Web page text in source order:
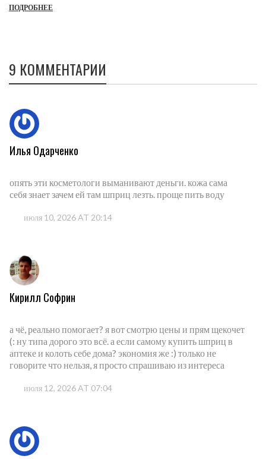
ПОДРОБНЕЕ
9 КОММЕНТАРИИ
Илья Одарченко
опять эти косметологи выманивают деньги. кожа сама
себя знает зачем ей там шприц лезть. проще пить воду
июля 10, 2026 AT 20:14
Кирилл Софрин
а чё, реально помогает? я вот смотрю цены и прям щекочет
(: ну типа дорого это всё. а если самому купить шприц в
аптеке и колоть себе дома? экономия же :) только не
говорите что нельзя, я просто спрашиваю из интереса
июля 12, 2026 AT 07:04